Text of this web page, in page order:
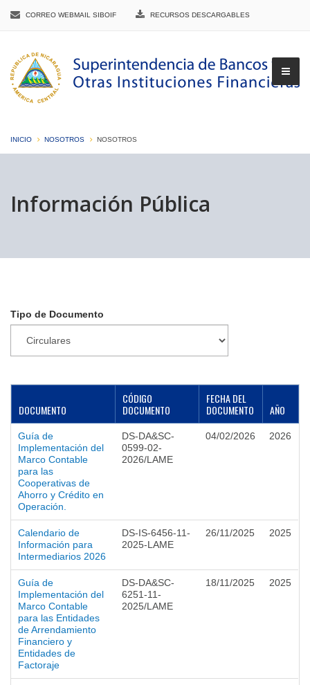
CORREO WEBMAIL SIBOIF RECURSOS DESCARGABLES
INICIO NOSOTROS NOSOTROS
Información Pública
Tipo de Documento
DOCUMENTO
CÓDIGO
DOCUMENTO
FECHA DEL
DOCUMENTO
AÑO
Guía de
Implementación del
Marco Contable
para las
Cooperativas de
Ahorro y Crédito en
Operación.
DS-DA&SC-
0599-02-
2026/LAME
04/02/2026 2026
Calendario de
Información para
Intermediarios 2026
DS-IS-6456-11-
2025-LAME
26/11/2025 2025
Guía de
Implementación del
Marco Contable
para las Entidades
de Arrendamiento
Financiero y
Entidades de
Factoraje
DS-DA&SC-
6251-11-
2025/LAME
18/11/2025 2025